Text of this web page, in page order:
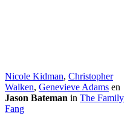
Nicole Kidman, Christopher
Walken, Genevieve Adams en
Jason Bateman in The Family
Fang